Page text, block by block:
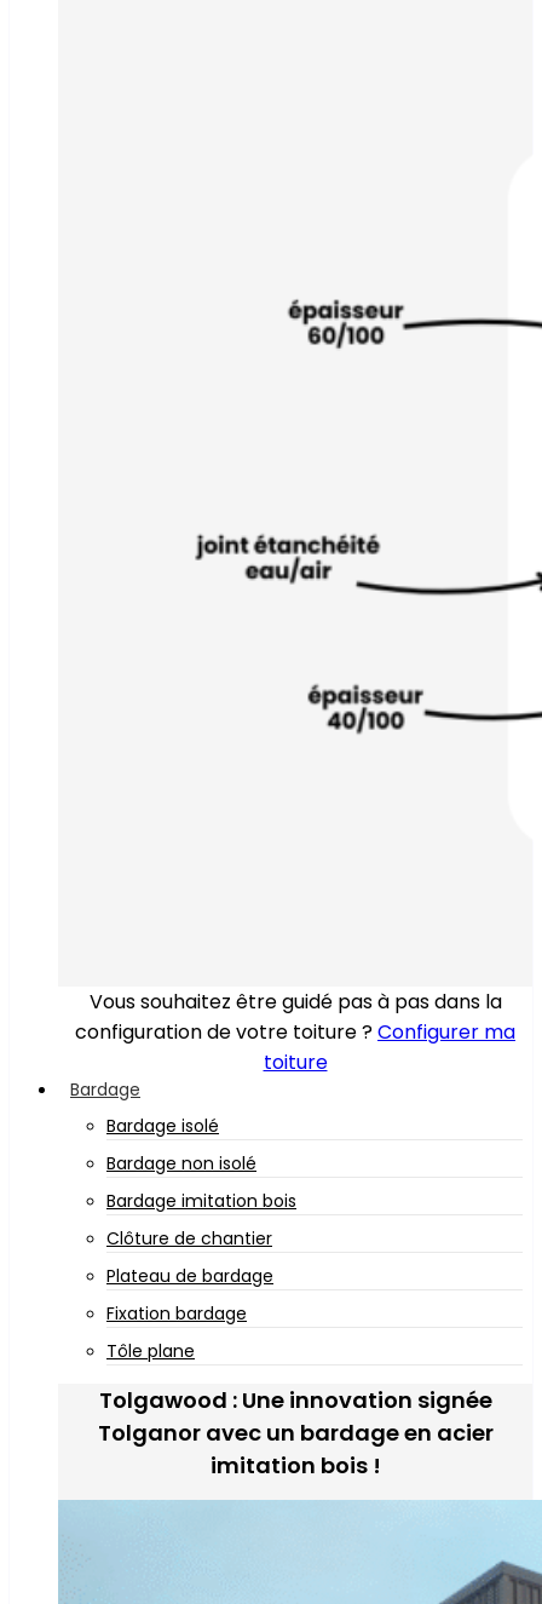
Vous souhaitez être guidé pas à pas dans la
configuration de votre toiture ?Configurer ma
toiture
Bardage
Bardage isolé
Bardage non isolé
Bardage imitation bois
Clôture de chantier
Plateau de bardage
Fixation bardage
Tôle plane
Tolgawood : Une innovation signée
Tolganor avec un bardage en acier
imitation bois !